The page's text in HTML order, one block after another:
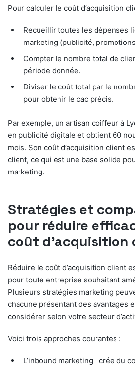
Pour calculer le coût d’acquisition
Recueillir toutes les dépenses
marketing (publicité,
Compter le nombre total de
période donnée.
Diviser le coût total par le
pour obtenir le cac précis.
Par exemple, un artisan coiffeur à
en publicité digitale et obtient 60
mois. Son coût d’acquisition client
client, ce qui est une base solide
marketing.
Stratégies et
pour réduire
coût d’acquisition
Réduire le coût d’acquisition client
pour toute entreprise souhaitant
Plusieurs stratégies marketing
chacune présentant des avantages
considérer selon votre secteur
Voici trois approches courantes :
L’inbound marketing : crée du